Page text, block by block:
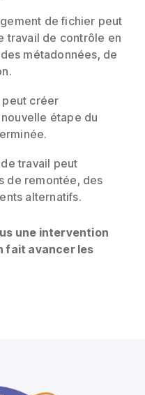
de fichier peut
travail de contrôle en
métadonnées, de
peut créer
étape du
travail peut
de remontée, des
alternatifs.
une intervention
fait avancer les